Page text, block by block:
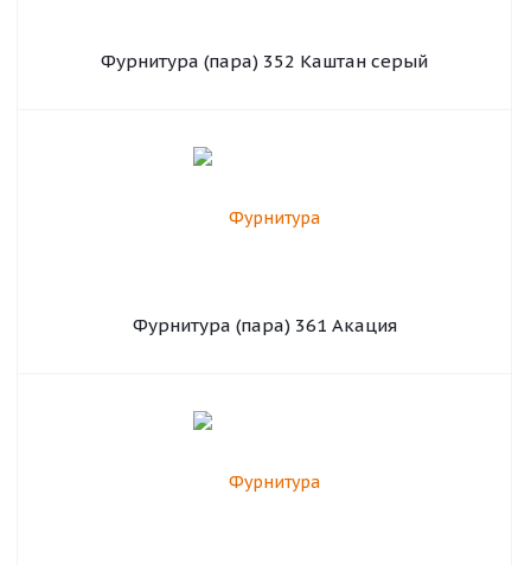
Фурнитура (пара) 352 Каштан серый
Фурнитура (пара) 361 Акация